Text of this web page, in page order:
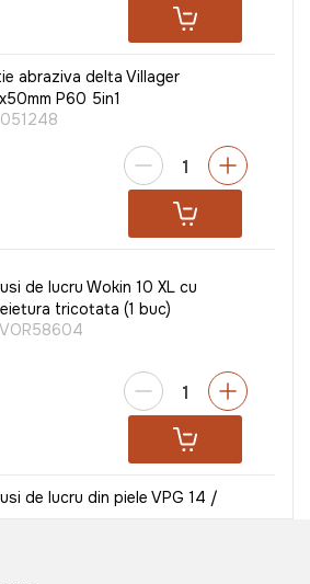
abraziva delta Villager
P60 5in1
051248
de lucru Wokin 10 XL cu
tricotata (1 buc)
VOR58604
de lucru din piele VPG 14 /